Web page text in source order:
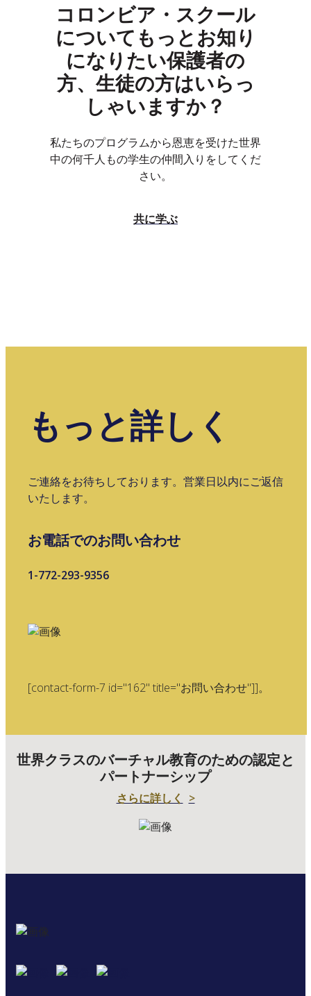
コロンビア・スクール
についてもっとお知り
になりたい保護者の
方、生徒の方はいらっ
しゃいますか？
私たちのプログラムから恩恵を受けた世界
中の何千人もの学生の仲間入りをしてくだ
さい。
共に学ぶ
もっと詳しく
ご連絡をお待ちしております。営業日以内にご返信
いたします。
お電話でのお問い合わせ
1-772-293-9356
[contact-form-7 id="162" title="お問い合わせ"]]。
世界クラスのバーチャル教育のための認定と
パートナーシップ
さらに詳しく >